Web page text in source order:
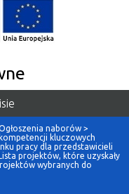
naborów >
kluczowych
pracy dla przedstawicieli
projektów, które uzyskały
wybranych do